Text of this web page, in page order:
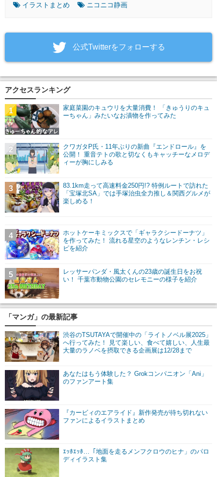
イラストまとめ ニコニコ静画
‎公式Twitterをフォローする
アクセスランキング
家庭菜園のキュウリを大量消費！ 「きゅうりのキュ
ーちゃん」みたいなお漬物を作ってみた
1
クワガタP氏・11年ぶりの新曲『エンドロール』を
公開！ 重音テトの歌と切なくもキャッチーなメロデ
ィーが胸にしみる
2
83.1km走って高速料金250円!? 特例ルートで訪れた
「宝塚北SA」では手塚治虫全力推し＆関西グルメが
楽しめる！
3
ホットケーキミックスで「ギャラクシードーナツ」
を作ってみた！ 流れる星空のようなレンチン・レシ
ピを紹介
4
レッサーパンダ・風太くんの23歳の誕生日をお祝
い！ 千葉市動物公園のセレモニーの様子を紹介
5
「マンガ」の最新記事
渋谷のTSUTAYAで開催中の「ライトノベル展2025」
へ行ってみた！ 見て楽しい、食べて嬉しい、人生最
大量のラノベを摂取できる企画展は12/28まで
あなたはもう体験した？ Grokコンパニオン「Ani」
のファンアート集
『カービィのエアライド』新作発売が待ち切れない
ファンによるイラストまとめ
ｴｯﾎｴｯﾎ…「地面を走るメンフクロウのヒナ」のパロ
ディイラスト集